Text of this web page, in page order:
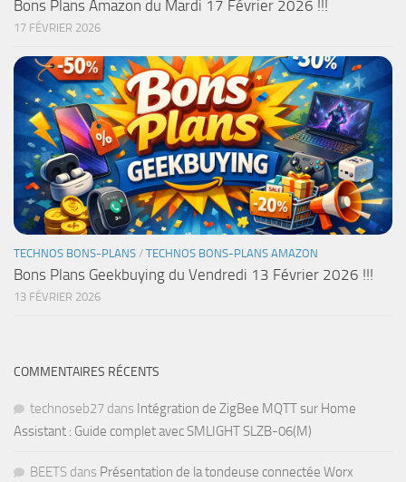
Bons Plans Amazon du Mardi 17 Février 2026 !!!
17 FÉVRIER 2026
TECHNOS BONS-PLANS / TECHNOS BONS-PLANS AMAZON
Bons Plans Geekbuying du Vendredi 13 Février 2026 !!!
13 FÉVRIER 2026
COMMENTAIRES RÉCENTS
technoseb27 dans Intégration de ZigBee MQTT sur Home
Assistant : Guide complet avec SMLIGHT SLZB-06(M)
BEETS dans Présentation de la tondeuse connectée Worx